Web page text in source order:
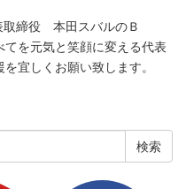
締役 本田スバルのＢ
を元気と笑顔に変える代表
宜しくお願い致します。